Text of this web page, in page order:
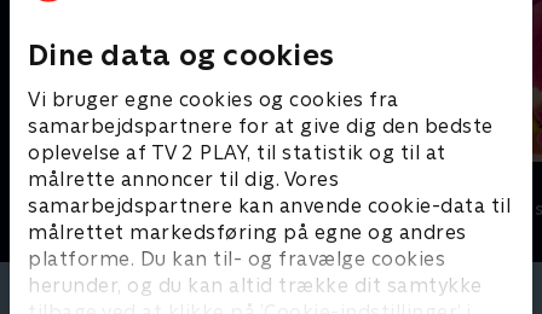
Dine data og cookies
Vi bruger egne cookies og cookies fra
samarbejdspartnere for at give dig den bedste
oplevelse af TV 2 PLAY, til statistik og til at
målrette annoncer til dig. Vores
samarbejdspartnere kan anvende cookie-data til
målrettet markedsføring på egne og andres
platforme. Du kan til- og fravælge cookies
herunder, og du kan altid trække dit samtykke
StoryZoo
Børneserier • 2 sæsoner Børneserier • 1